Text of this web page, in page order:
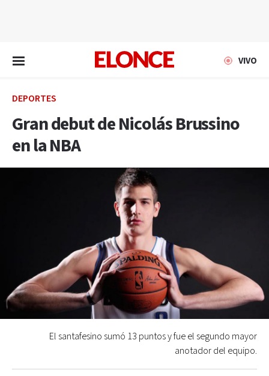
VIVO
DEPORTES
Gran debut de Nicolás Brussino
en la NBA
El santafesino sumó 13 puntos y fue el segundo mayor
anotador del equipo.